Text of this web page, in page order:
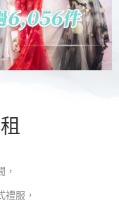
，
禮服，